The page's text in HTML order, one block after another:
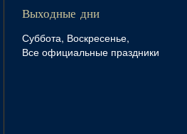
Выходные дни
Суббота, Воскресенье,
Все официальные праздники